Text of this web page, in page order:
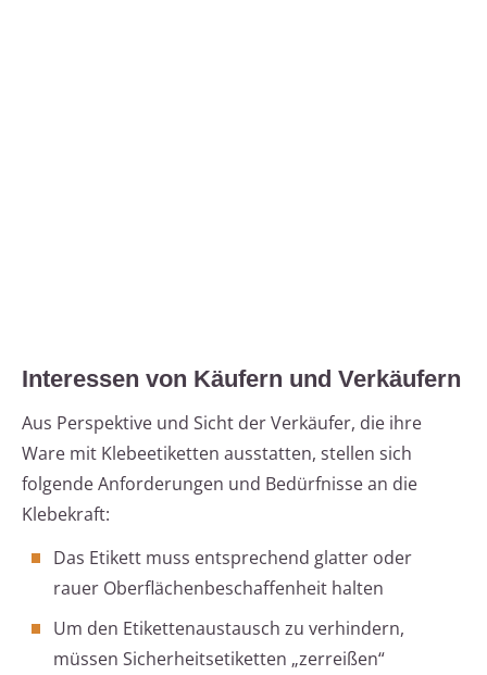
Interessen von Käufern und Verkäufern
Aus Perspektive und Sicht der Verkäufer, die ihre
Ware mit Klebeetiketten ausstatten, stellen sich
folgende Anforderungen und Bedürfnisse an die
Klebekraft:
Das Etikett muss entsprechend glatter oder
rauer Oberflächenbeschaffenheit halten
Um den Etikettenaustausch zu verhindern,
müssen Sicherheitsetiketten „zerreißen“